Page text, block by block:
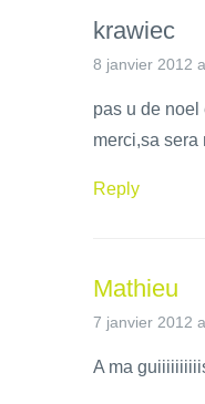
krawiec
8 janvier 2012
pas u de noel
merci,sa sera
Reply
Mathieu
7 janvier 2012
A ma